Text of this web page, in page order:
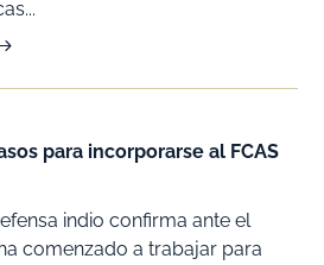
para incorporarse al FCAS
indio confirma ante el
comenzado a trabajar para